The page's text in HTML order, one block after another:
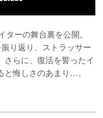
ターの舞台裏を公開。
り返り、ストラッサー
さらに、復活を誓ったイ
と悔しさのあまり…。